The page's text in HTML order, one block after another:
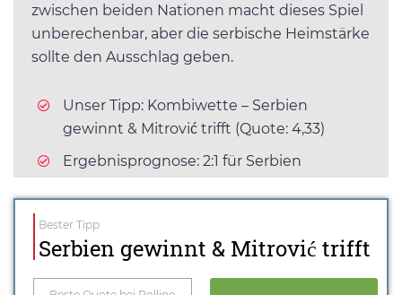
zwischen beiden Nationen macht dieses Spiel
unberechenbar, aber die serbische Heimstärke
sollte den Ausschlag geben.
Unser Tipp: Kombiwette – Serbien
gewinnt & Mitrović trifft (Quote: 4,33)
Ergebnisprognose: 2:1 für Serbien
Bester Tipp
Serbien gewinnt & Mitrović trifft